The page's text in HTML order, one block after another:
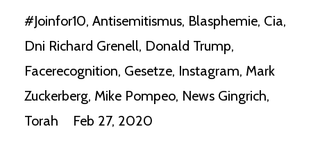
#joinfor10 Antisemitismus Blasphemie Cia
Dni Richard Grenell Donald Trump
Facerecognition Gesetze Instagram Mark
Zuckerberg Mike Pompeo News Gingrich
Torah
Feb 27, 2020